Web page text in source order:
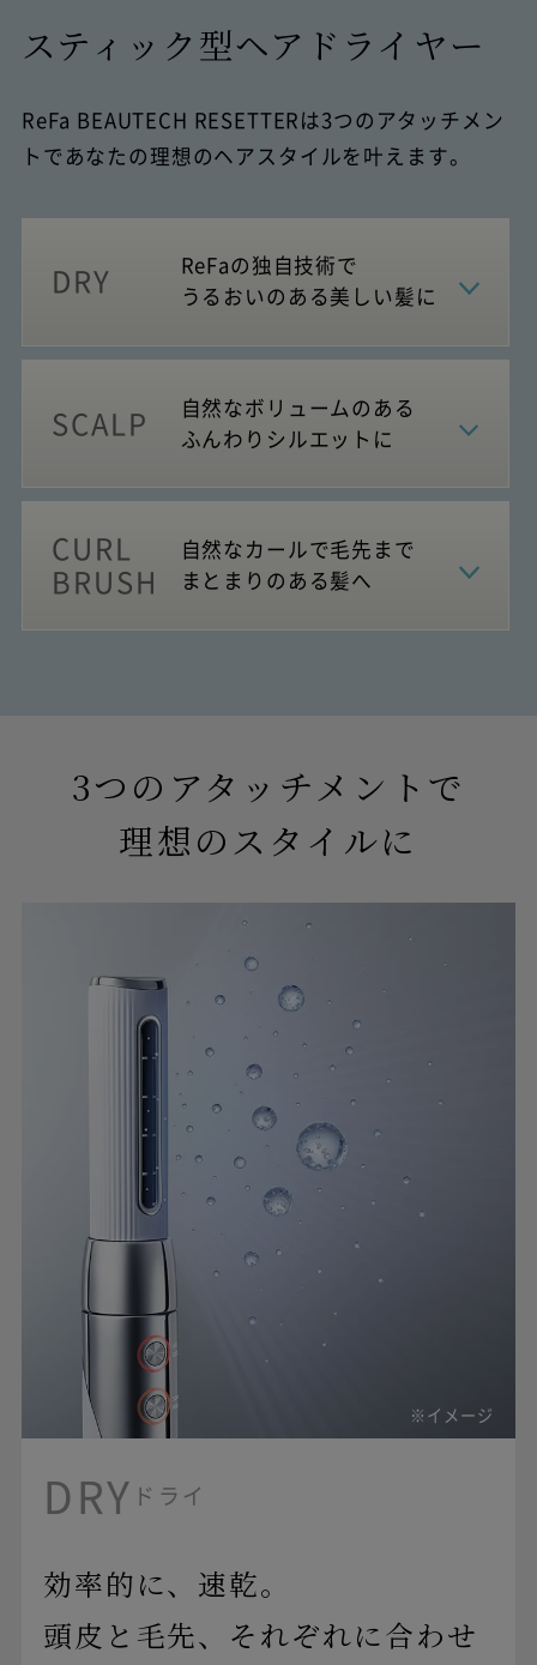
スティック型ヘアドライヤー
ReFa BEAUTECH RESETTERは3つのアタッチメン
トであなたの理想のヘアスタイルを叶えます。
DRY
ReFaの独自技術で
うるおいのある美しい髪に
SCALP
自然なボリュームのある
ふんわりシルエットに
CURL
BRUSH
自然なカールで毛先まで
まとまりのある髪へ
3つのアタッチメントで
理想のスタイルに
※イメージ
DRY ドライ
効率的に、速乾。
頭皮と毛先、それぞれに合わせ